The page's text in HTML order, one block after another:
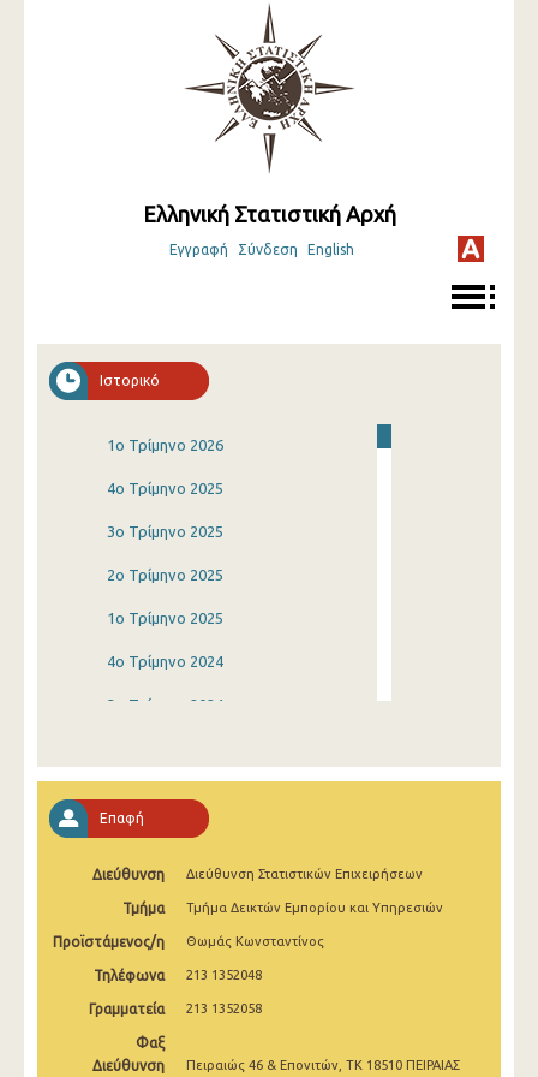
Ελληνική Στατιστική Αρχή
Εγγραφή Σύνδεση English
Ιστορικό
1o Τρίμηνο 2026
4o Τρίμηνο 2025
3o Τρίμηνο 2025
2o Τρίμηνο 2025
1o Τρίμηνο 2025
4o Τρίμηνο 2024
3o Τρίμηνο 2024
4o Τρίμηνο 2023
3o Τρίμηνο 2023
2o Τρίμηνο 2023
1o Τρίμηνο 2023
4o Τρίμηνο 2022
3o Τρίμηνο 2022
Επαφή
Διεύθυνση Διεύθυνση Στατιστικών Επιχειρήσεων
Τμήμα Τμήμα Δεικτών Εμπορίου και Υπηρεσιών
Προϊστάμενος/η Θωμάς Κωνσταντίνος
Τηλέφωνα 213 1352048
Γραμματεία 213 1352058
Φαξ
Διεύθυνση
Πειραιώς 46 & Επονιτών, ΤΚ 18510 ΠΕΙΡΑΙΑΣ